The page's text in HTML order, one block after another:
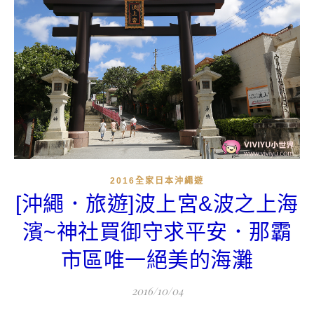
2016全家日本沖繩遊
[沖繩．旅遊]波上宮&波之上海
濱~神社買御守求平安．那霸
市區唯一絕美的海灘
2016/10/04